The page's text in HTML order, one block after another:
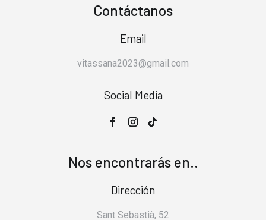
Contáctanos
Email
vitassana2023@gmail.com
Social Media
Nos encontrarás en..
Dirección
Sant Sebastià, 52